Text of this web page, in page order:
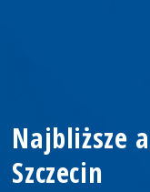
Najbliższe
Szczecin